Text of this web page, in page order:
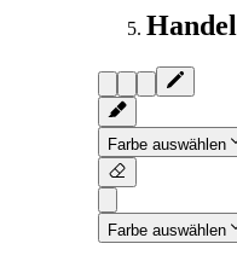
Farbe auswählen
Farbe auswählen